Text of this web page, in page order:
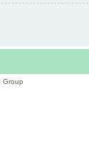
Group